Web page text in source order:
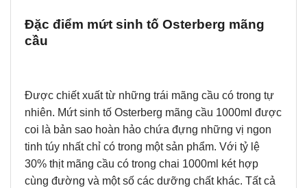
Đặc điểm mứt sinh tố Osterberg mãng
cầu
Được chiết xuất từ những trái mãng cầu có trong tự
nhiên. Mứt sinh tố Osterberg mãng cầu 1000ml được
coi là bản sao hoàn hảo chứa đựng những vị ngon
tinh túy nhất chỉ có trong một sản phẩm. Với tỷ lệ
30% thịt mãng cầu có trong chai 1000ml két hợp
cùng đường và một số các dưỡng chất khác. Tất cả